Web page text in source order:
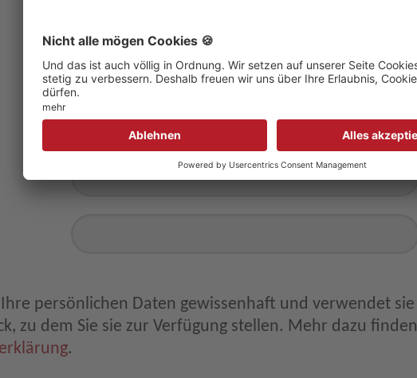
persönlichen Daten gewissenhaft und verwendet sie
zu dem Sie sie zur Verfügung stellen. Mehr dazu finden
.